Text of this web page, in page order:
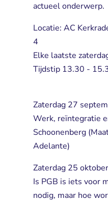
actueel onderwerp.
Locatie: AC
4
Elke laatste
Tijdstip 13.30 -
Zaterdag 27
Werk, reïntegratie
Schoonenberg
Adelante)
Zaterdag 25 oktober
Is PGB is iets voor
nodig, maar hoe